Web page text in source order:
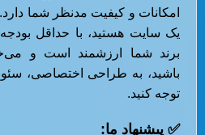
امکانات و کیفیت مدنظر شما
یک سایت هستید، با حداقل
برند شما ارزشمند است و
باشید، به طراحی اختصاصی،
توجه کنید.
✅ پیشنهاد ما: